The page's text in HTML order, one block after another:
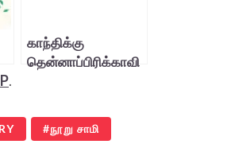
காந்திக்கு
தென்னாப்பிரிக்காவி
எனக்கும் அது
நடந்தது!
.
நூறு சாமி